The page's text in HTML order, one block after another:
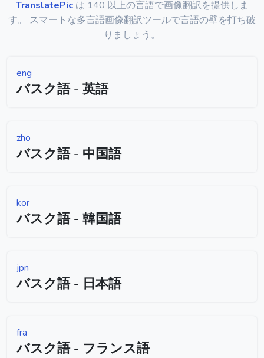
TranslatePicは 140 以上の言語で画像翻訳を提供しま
す。 スマートな多言語画像翻訳ツールで言語の壁を打ち破
りましょう。
eng
バスク語 - 英語
zho
バスク語 - 中国語
kor
バスク語 - 韓国語
jpn
バスク語 - 日本語
fra
バスク語 - フランス語